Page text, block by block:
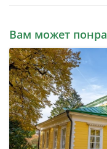
Вам может